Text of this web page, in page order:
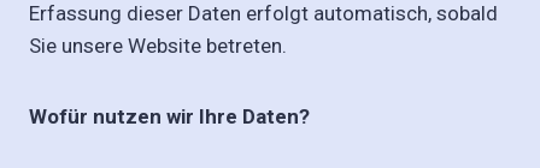
Erfassung dieser Daten erfolgt automatisch, sobald
Sie unsere Website betreten.
Wofür nutzen wir Ihre Daten?